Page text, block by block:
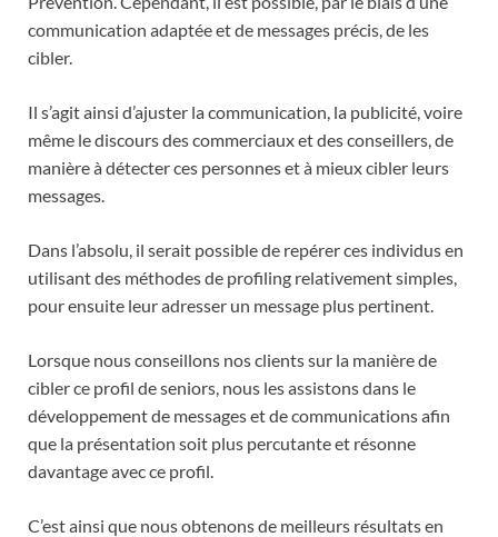
communication adaptée et de messages précis, de les
cibler.
Il s’agit ainsi d’ajuster la communication, la publicité, voire
même le discours des commerciaux et des conseillers, de
manière à détecter ces personnes et à mieux cibler leurs
messages.
Dans l’absolu, il serait possible de repérer ces individus en
utilisant des méthodes de profiling relativement simples,
pour ensuite leur adresser un message plus pertinent.
Lorsque nous conseillons nos clients sur la manière de
cibler ce profil de seniors, nous les assistons dans le
développement de messages et de communications afin
que la présentation soit plus percutante et résonne
davantage avec ce profil.
C’est ainsi que nous obtenons de meilleurs résultats en